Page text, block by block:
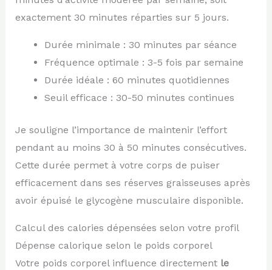
exactement 30 minutes réparties sur 5 jours.
Durée minimale : 30 minutes par séance
Fréquence optimale : 3-5 fois par semaine
Durée idéale : 60 minutes quotidiennes
Seuil efficace : 30-50 minutes continues
Je souligne l’importance de maintenir l’effort
pendant au moins 30 à 50 minutes consécutives.
Cette durée permet à votre corps de puiser
efficacement dans ses réserves graisseuses après
avoir épuisé le glycogène musculaire disponible.
Calcul des calories dépensées selon votre profil
Dépense calorique selon le poids corporel
Votre poids corporel influence directement le